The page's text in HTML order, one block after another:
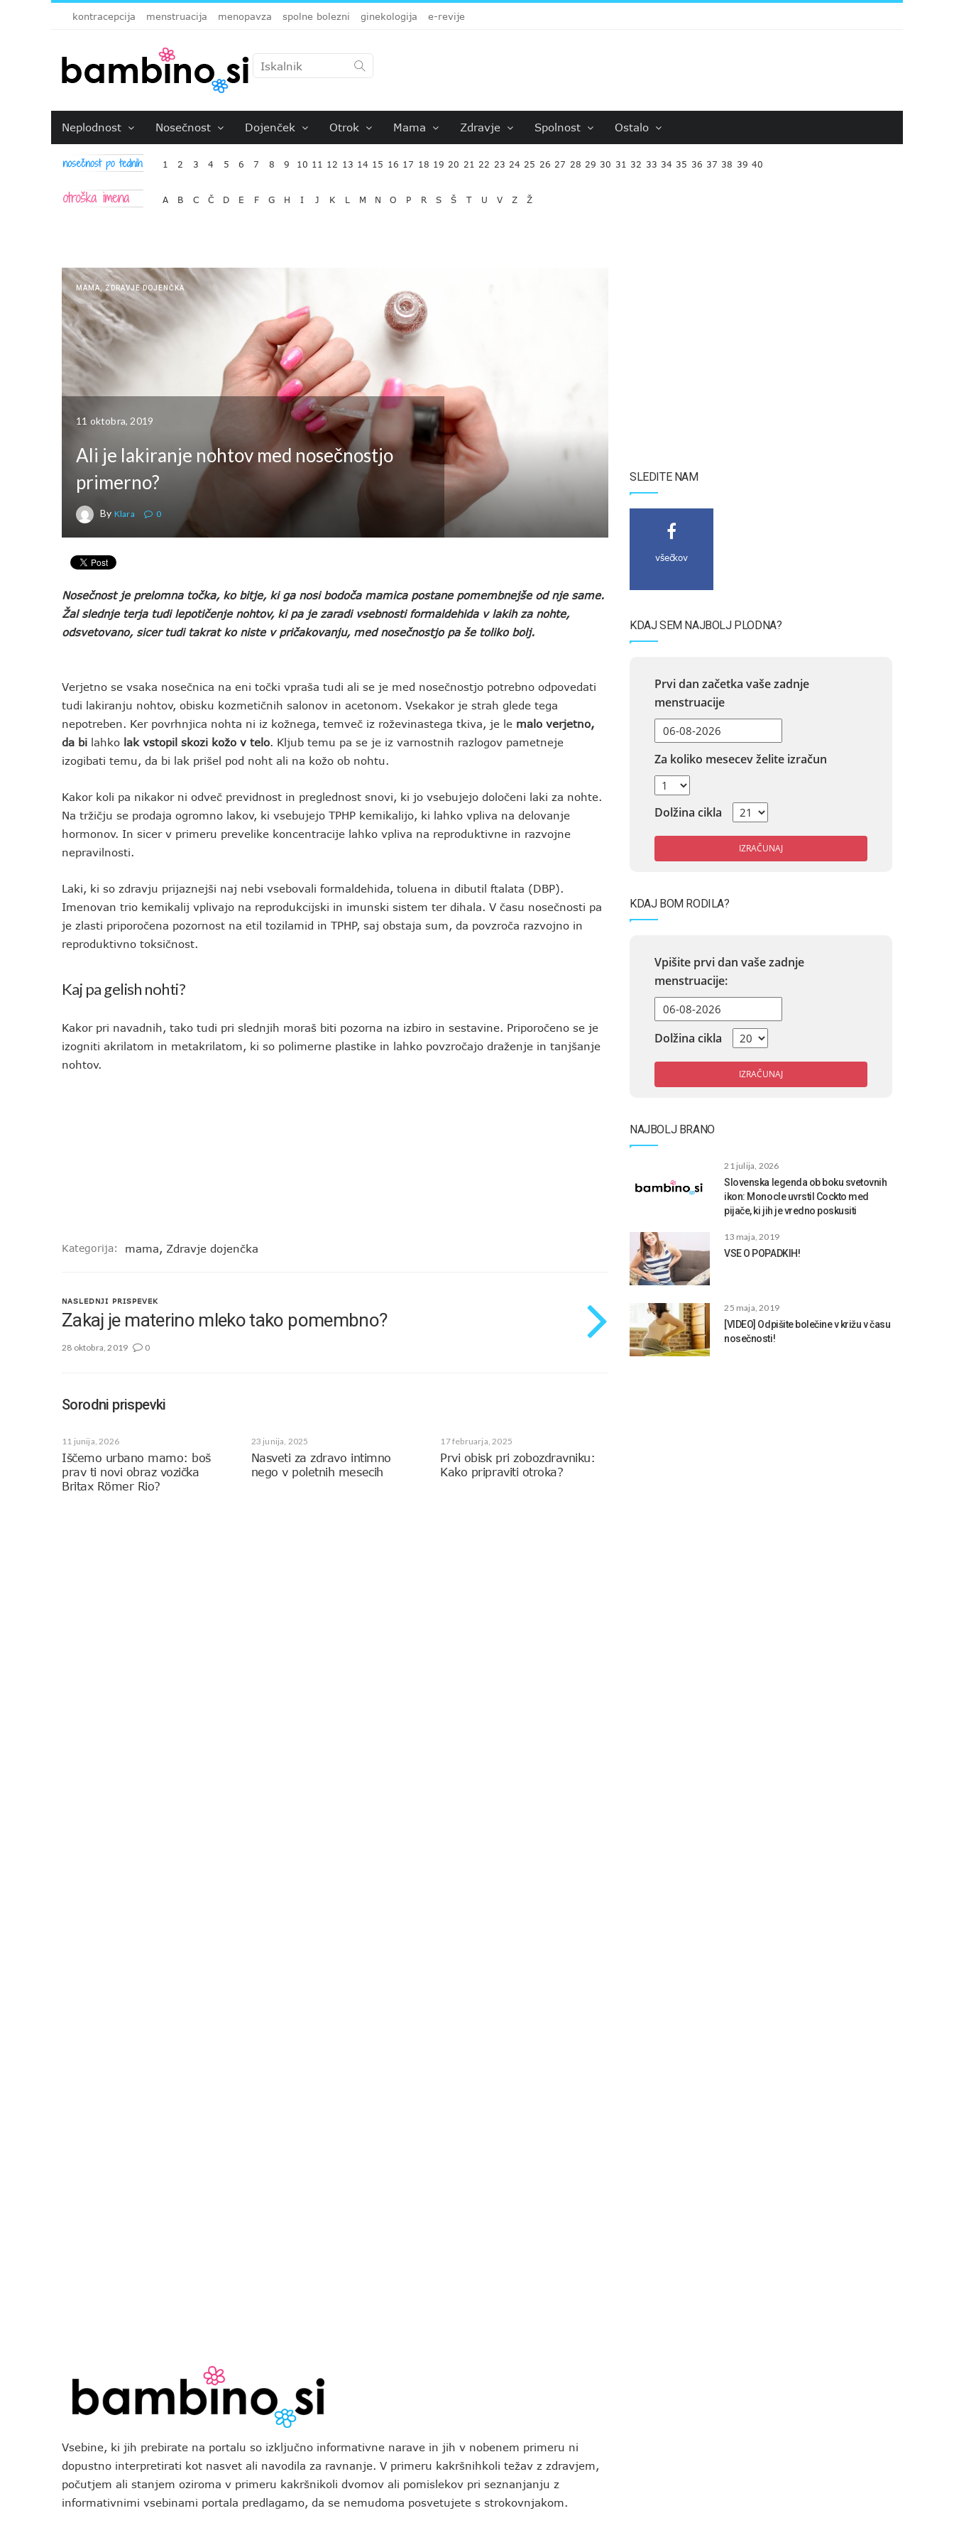
kontracepcija menstruacija menopavza spolne bolezni ginekologija e-revije
Neplodnost Nosečnost Dojenček Otrok Mama Zdravje Spolnost Ostalo
1 2 3 4 5 6 7 8 9 10 11 12 13 14 15 16 17 18 19 20 21 22 23 24 25 26 27 28 29 30 31 32 33 34 35 36 37 38 39 40
A B C Č D E F G H I J K L M N O P R S Š T U V Z Ž
MAMA ZDRAVJE DOJENČKA
11 oktobra, 2019
Ali je lakiranje nohtov med nosečnostjo
primerno?
By Klara 0
Nosečnost je prelomna točka, ko bitje, ki ga nosi bodoča mamica postane pomembnejše od nje same.
Žal slednje terja tudi lepotičenje nohtov, ki pa je zaradi vsebnosti formaldehida v lakih za nohte,
odsvetovano, sicer tudi takrat ko niste v pričakovanju, med nosečnostjo pa še toliko bolj.
Verjetno se vsaka nosečnica na eni točki vpraša tudi ali se je med nosečnostjo potrebno odpovedati
tudi lakiranju nohtov, obisku kozmetičnih salonov in acetonom. Vsekakor je strah glede tega
nepotreben. Ker povrhnjica nohta ni iz kožnega, temveč iz roževinastega tkiva, je le malo verjetno,
da bi lahko lak vstopil skozi kožo v telo. Kljub temu pa se je iz varnostnih razlogov pametneje
izogibati temu, da bi lak prišel pod noht ali na kožo ob nohtu.
Kakor koli pa nikakor ni odveč previdnost in preglednost snovi, ki jo vsebujejo določeni laki za nohte.
Na tržičju se prodaja ogromno lakov, ki vsebujejo TPHP kemikalijo, ki lahko vpliva na delovanje
hormonov. In sicer v primeru prevelike koncentracije lahko vpliva na reproduktivne in razvojne
nepravilnosti.
Laki, ki so zdravju prijaznejši naj nebi vsebovali formaldehida, toluena in dibutil ftalata (DBP).
Imenovan trio kemikalij vplivajo na reprodukcijski in imunski sistem ter dihala. V času nosečnosti pa
je zlasti priporočena pozornost na etil tozilamid in TPHP, saj obstaja sum, da povzroča razvojno in
reproduktivno toksičnost.
Kaj pa gelish nohti?
Kakor pri navadnih, tako tudi pri slednjih moraš biti pozorna na izbiro in sestavine. Priporočeno se je
izogniti akrilatom in metakrilatom, ki so polimerne plastike in lahko povzročajo draženje in tanjšanje
nohtov.
Kategorija: mama, Zdravje dojenčka
NASLEDNJI PRISPEVEK
Zakaj je materino mleko tako pomembno?
28 oktobra, 2019 0
Sorodni prispevki
11 junija, 2026
Iščemo urbano mamo: boš
prav ti novi obraz vozička
Britax Römer Rio?
23 junija, 2025
Nasveti za zdravo intimno
nego v poletnih mesecih
17 februarja, 2025
Prvi obisk pri zobozdravniku:
Kako pripraviti otroka?
SLEDITE NAM
všečkov
KDAJ SEM NAJBOLJ PLODNA?
Prvi dan začetka vaše zadnje
menstruacije
Za koliko mesecev želite izračun
Dolžina cikla
IZRAČUNAJ
KDAJ BOM RODILA?
Vpišite prvi dan vaše zadnje
menstruacije:
Dolžina cikla
IZRAČUNAJ
NAJBOLJ BRANO
21 julija, 2026
Slovenska legenda ob boku svetovnih
ikon: Monocle uvrstil Cockto med
pijače, ki jih je vredno poskusiti
13 maja, 2019
VSE O POPADKIH!
25 maja, 2019
[VIDEO] Odpišite bolečine v križu v času
nosečnosti!
Vsebine, ki jih prebirate na portalu so izključno informativne narave in jih v nobenem primeru ni
dopustno interpretirati kot nasvet ali navodila za ravnanje. V primeru kakršnihkoli težav z zdravjem,
počutjem ali stanjem oziroma v primeru kakršnikoli dvomov ali pomislekov pri seznanjanju z
informativnimi vsebinami portala predlagamo, da se nemudoma posvetujete s strokovnjakom.